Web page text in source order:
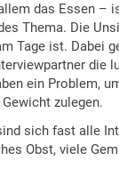
das Essen –
Thema. Die
Tage ist. Dabei
die
ein Problem,
zulegen.
sich fast alle
Obst, viele